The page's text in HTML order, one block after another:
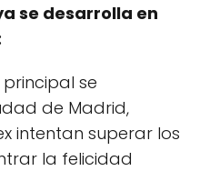
se desarrolla en
se
de Madrid,
intentan superar los
la felicidad